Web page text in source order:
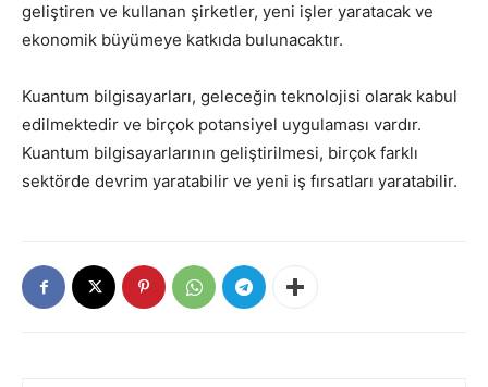
geliştiren ve kullanan şirketler, yeni işler yaratacak ve
ekonomik büyümeye katkıda bulunacaktır.
Kuantum bilgisayarları, geleceğin teknolojisi olarak kabul
edilmektedir ve birçok potansiyel uygulaması vardır.
Kuantum bilgisayarlarının geliştirilmesi, birçok farklı
sektörde devrim yaratabilir ve yeni iş fırsatları yaratabilir.